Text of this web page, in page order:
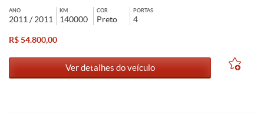
ANO
2011 / 2011
KM
140000
COR
Preto
PORTAS
4
R$ 54.800,00
Ver detalhes do veículo